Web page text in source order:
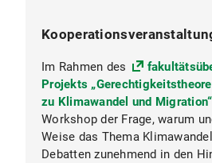
Im Rahmen des
Projekts
zu Klimawandel und Migration“
Workshop der Frage, warum
Weise das Thema
Debatten zunehmend in den